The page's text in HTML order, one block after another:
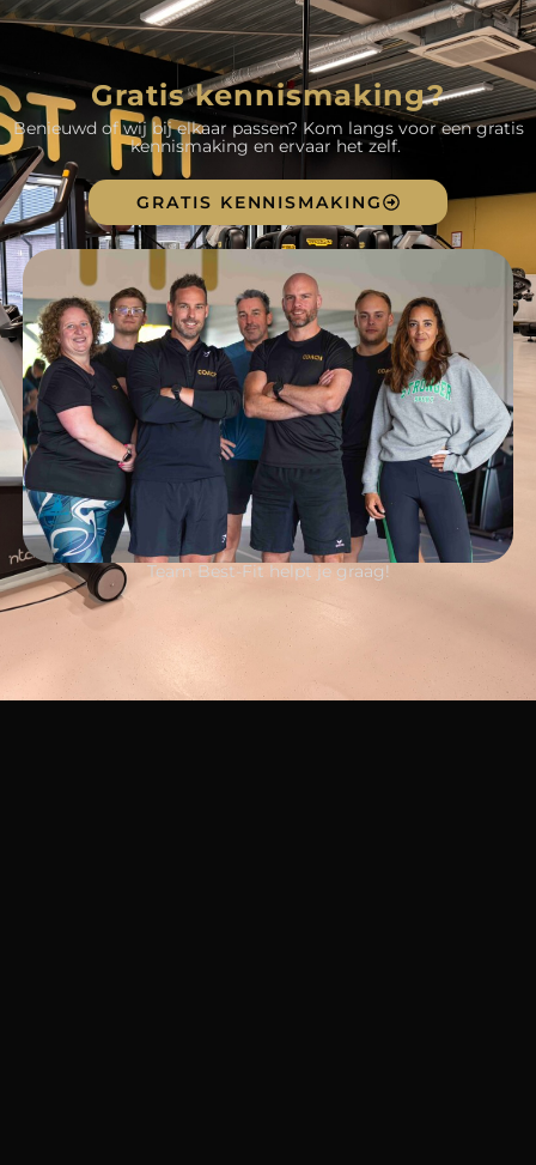
Team Best-Fit helpt je graag!
Gratis kennismaking?
Benieuwd of wij bij elkaar passen? Kom langs voor een gratis
kennismaking en ervaar het zelf.
GRATIS KENNISMAKING